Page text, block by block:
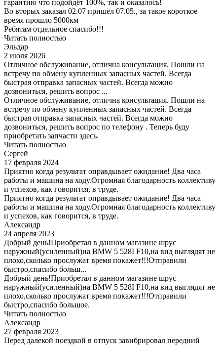
гарантию что подойдёт 100%, так и оказалось!
Во вторых заказал 02.07 пришёл 07.05., за такое короткое
время прошло 5000км
Ребятам отдельное спасибо!!!
Читать полностью
Эльдар
2 июля 2026
Отличное обслуживание, отлична консультация. Пошли на
встречу по обмену купленных запасных частей. Всегда
быстрая отправка запасных частей. Всегда можно
дозвониться, решить вопрос ...
Отличное обслуживание, отлична консультация. Пошли на
встречу по обмену купленных запасных частей. Всегда
быстрая отправка запасных частей. Всегда можно
дозвониться, решить вопрос по телефону . Теперь буду
приобретать запчасти здесь.
Читать полностью
Сергей
17 февраля 2024
Приятно когда результат оправдывает ожидание! Два часа
работы и машина на ходу.Огромная благодарность коллективу
и успехов, как говорится, в труде.
Приятно когда результат оправдывает ожидание! Два часа
работы и машина на ходу.Огромная благодарность коллективу
и успехов, как говорится, в труде.
Александр
24 апреля 2023
Добрый день!Приобретал в данном магазине шрус
наружный(усиленный)на BMW 5 528I F10,на вид выглядят не
плохо,сколько прослужат время покажет!!!Отправили
быстро,спасибо больш...
Добрый день!Приобретал в данном магазине шрус
наружный(усиленный)на BMW 5 528I F10,на вид выглядят не
плохо,сколько прослужат время покажет!!!Отправили
быстро,спасибо большое.
Читать полностью
Александр
27 февраля 2023
Перед далекой поездкой в отпуск завибрировал передний